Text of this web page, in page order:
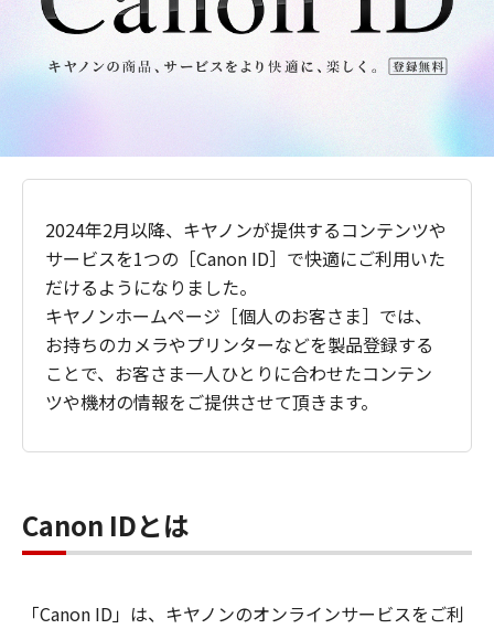
2024年2月以降、キヤノンが提供するコンテンツや
サービスを1つの［Canon ID］で快適にご利用いた
だけるようになりました。
キヤノンホームページ［個人のお客さま］では、
お持ちのカメラやプリンターなどを製品登録する
ことで、お客さま一人ひとりに合わせたコンテン
ツや機材の情報をご提供させて頂きます。
Canon IDとは
「Canon ID」は、キヤノンのオンラインサービスをご利